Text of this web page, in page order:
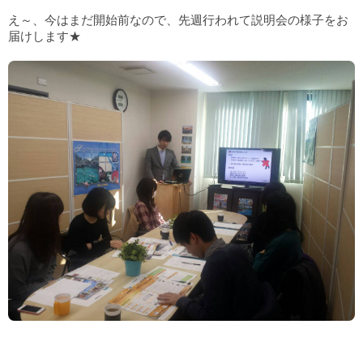
え～、今はまだ開始前なので、先週行われて説明会の様子をお
届けします★